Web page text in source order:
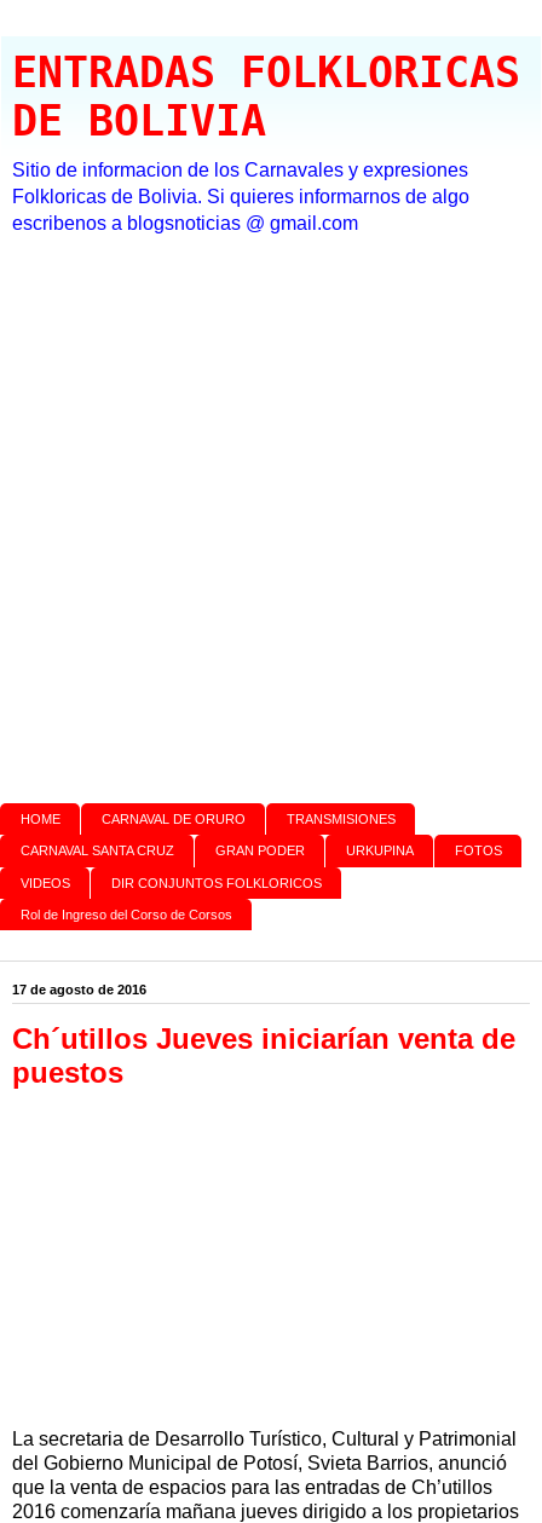
ENTRADAS FOLKLORICAS
DE BOLIVIA
Sitio de informacion de los Carnavales y expresiones
Folkloricas de Bolivia. Si quieres informarnos de algo
escribenos a blogsnoticias @ gmail.com
HOME CARNAVAL DE ORURO TRANSMISIONES
CARNAVAL SANTA CRUZ GRAN PODER URKUPINA FOTOS
VIDEOS DIR CONJUNTOS FOLKLORICOS
Rol de Ingreso del Corso de Corsos
17 de agosto de 2016
Ch´utillos Jueves iniciarían venta de
puestos
La secretaria de Desarrollo Turístico, Cultural y Patrimonial
del Gobierno Municipal de Potosí, Svieta Barrios, anunció
que la venta de espacios para las entradas de Ch’utillos
2016 comenzaría mañana jueves dirigido a los propietarios